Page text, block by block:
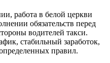
работа в белой церкви
обязательств перед
водителей такси.
стабильный заработок,
правил.